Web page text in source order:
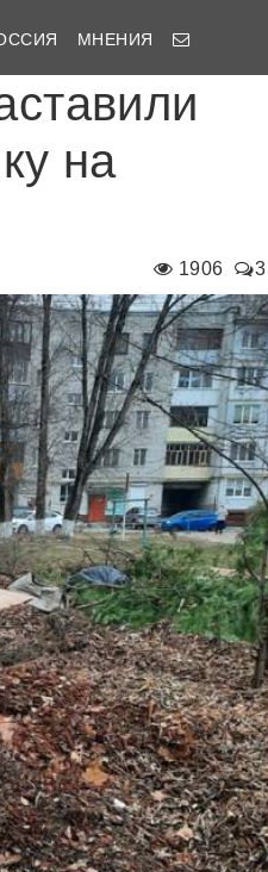
МНЕНИЯ
на
1906 3